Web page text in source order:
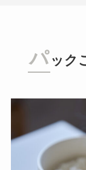
パ ック